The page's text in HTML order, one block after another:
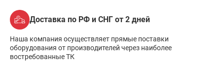
Доставка по РФ и СНГ от 2 дней
Наша компания осуществляет прямые поставки
оборудования от производителей через наиболее
востребованные ТК